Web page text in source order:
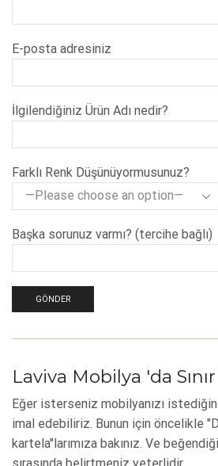
E-posta adresiniz
İlgilendiğiniz Ürün Adı nedir?
Farklı Renk Düşünüyormusunuz?
Başka sorunuz varmı? (tercihe bağlı)
Laviva Mobilya 'da
Eğer isterseniz mobilyanızı
imal edebiliriz. Bunun için öncelikle
kartela"larımıza bakınız. Ve